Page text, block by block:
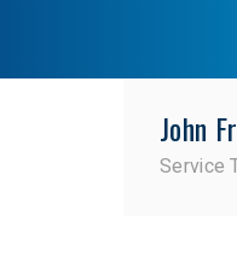
John
Service